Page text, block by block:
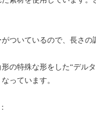
ついているので、長さ
の特殊な形をした“デル
っています。